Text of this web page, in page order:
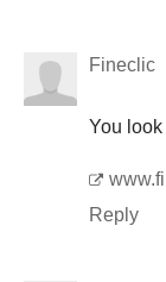
Fineclic
You
Reply